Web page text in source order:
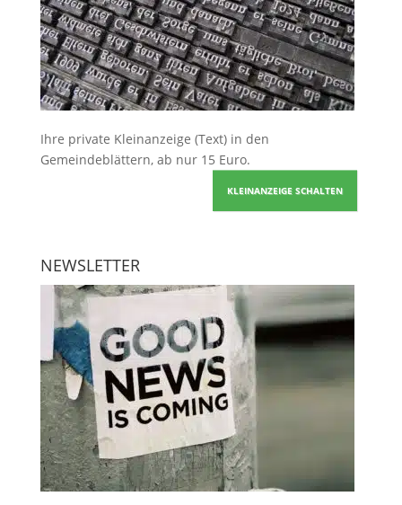
Ihre private Kleinanzeige (Text) in den
Gemeindeblättern, ab nur 15 Euro.
KLEINANZEIGE SCHALTEN
NEWSLETTER